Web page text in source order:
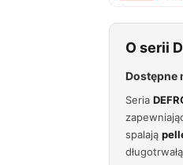
O serii
Dostępne
Seria
spalają